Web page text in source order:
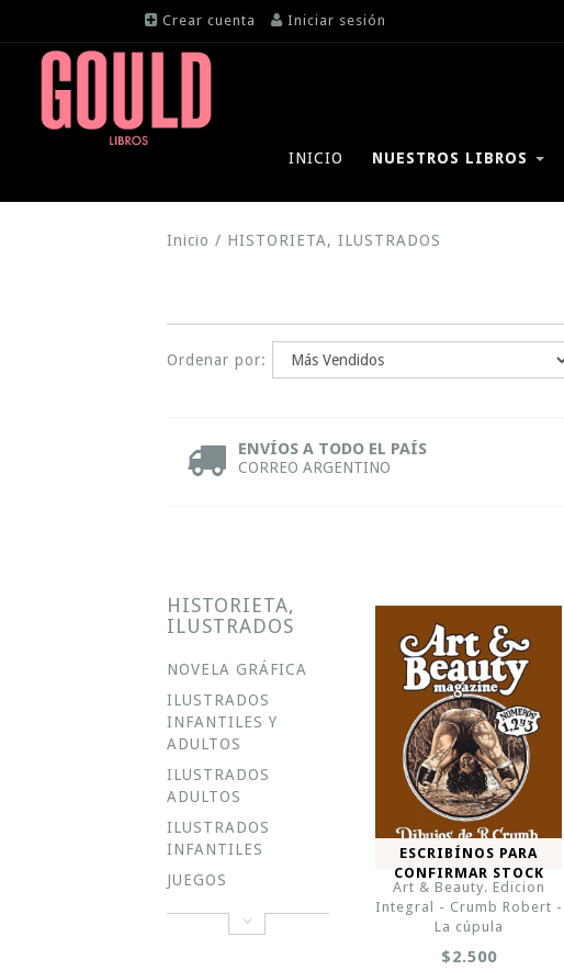
Crear cuenta Iniciar sesión
INICIO NUESTROS LIBROS
Inicio / HISTORIETA, ILUSTRADOS
Ordenar por:
ENVÍOS A TODO EL PAÍS
CORREO ARGENTINO
HISTORIETA,
ILUSTRADOS
NOVELA GRÁFICA
ILUSTRADOS
INFANTILES Y
ADULTOS
ILUSTRADOS
ADULTOS
ILUSTRADOS
INFANTILES
JUEGOS
ESCRIBÍNOS PARA
CONFIRMAR STOCK
Art & Beauty. Edicion
Integral - Crumb Robert -
La cúpula
$2.500